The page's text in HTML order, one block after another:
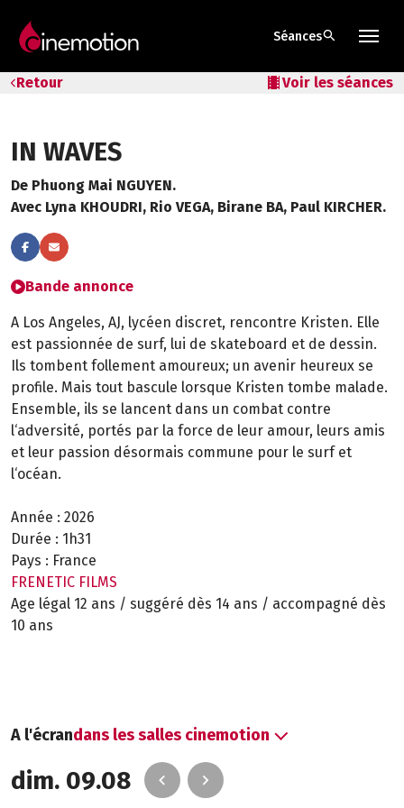
Séancessearch
Retour local_movies Voir les séances
IN WAVES
De Phuong Mai NGUYEN.
Avec Lyna KHOUDRI, Rio VEGA, Birane BA, Paul KIRCHER.
Bande annonce
A Los Angeles, AJ, lycéen discret, rencontre Kristen. Elle
est passionnée de surf, lui de skateboard et de dessin.
Ils tombent follement amoureux; un avenir heureux se
profile. Mais tout bascule lorsque Kristen tombe malade.
Ensemble, ils se lancent dans un combat contre
l‘adversité, portés par la force de leur amour, leurs amis
et leur passion désormais commune pour le surf et
l‘océan.
Année : 2026
Durée : 1h31
Pays : France
FRENETIC FILMS
Age légal 12 ans / suggéré dès 14 ans / accompagné dès
10 ans
A l'écrandans les salles cinemotion
dim. 09.08
Bons cadeaux
Bons plans
Programmes spéciaux